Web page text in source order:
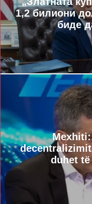
1,2 билиони
биде
duhet të